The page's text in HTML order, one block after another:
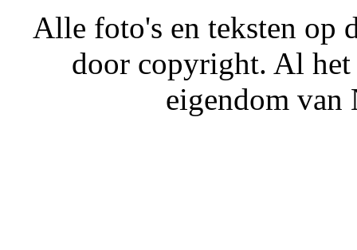
Alle foto's en teksten op
door copyright. Al het
eigendom